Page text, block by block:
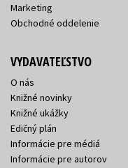
Marketing
Obchodné oddelenie
VYDAVATEĽSTVO
O nás
Knižné novinky
Knižné ukážky
Edičný plán
Informácie pre médiá
Informácie pre autorov